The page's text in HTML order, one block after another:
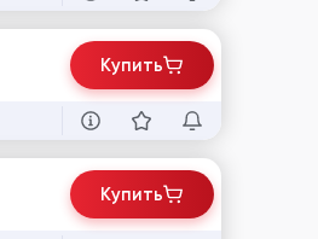
Купить
Купить